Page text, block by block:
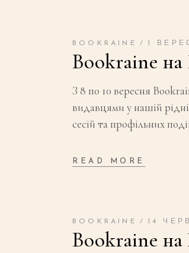
BOOKRAINE 1
Bookraine
З 8 по 10 вересня
видавцями у нашій
сесій та профільних
READ MORE
BOOKRAINE 14
Bookraine